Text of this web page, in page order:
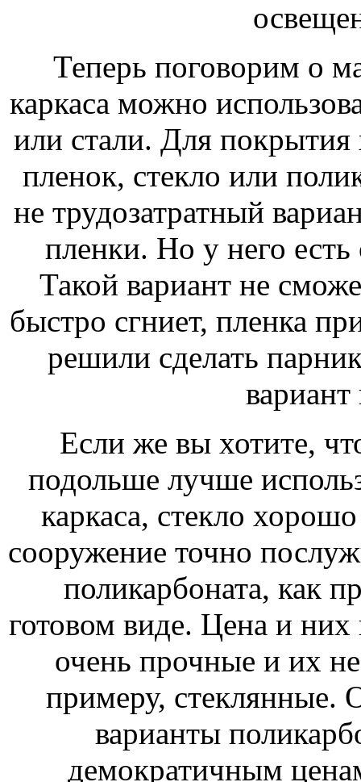
Теперь поговорим о
каркаса можно
или стали. Для
пленок, стекло или
не трудозатратный
пленки. Но у него есть
Такой вариант не
быстро сгниет, пленка
решили сделать
Если же вы хотите,
подольше лучше
каркаса, стекло
сооружение точно
поликарбоната, как
готовом виде. Цена и них
очень прочные и их
примеру, стеклянные.
варианты
демократичным